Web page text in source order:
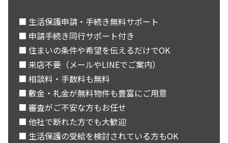
■ 生活保護申請・手続き無料サポート
■ 申請手続き同行サポート付き
■ 住まいの条件や希望を伝えるだけでOK
■ 来店不要（メールやLINEでご案内）
■ 相談料・手数料も無料
■ 敷金・礼金が無料物件も豊富にご用意
■ 審査がご不安な方もお任せ
■ 他社で断れた方でも大歓迎
■ 生活保護の受給を検討されている方もOK